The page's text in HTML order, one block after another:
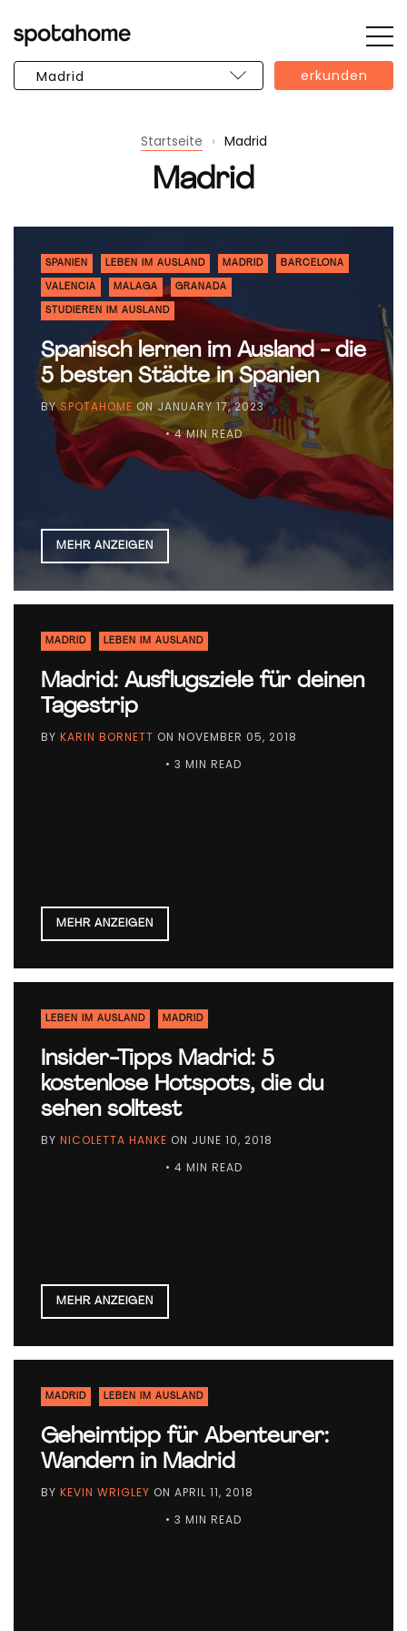
SPOTAHOME
erkunden
Sie
Startseite › Madrid
Madrid
SPANIEN LEBEN IM AUSLAND MADRID BARCELONA
VALENCIA MALAGA GRANADA
STUDIEREN IM AUSLAND
Spanisch lernen im Ausland - die
5 besten Städte in Spanien
BYSPOTAHOME ONJANUARY 17, 2023
• 4 MIN READ
MEHR ANZEIGEN
MADRID LEBEN IM AUSLAND
Madrid: Ausflugsziele für deinen
Tagestrip
BY KARIN BORNETT ON NOVEMBER 05, 2018
• 3 MIN READ
MEHR ANZEIGEN
LEBEN IM AUSLAND MADRID
Insider-Tipps Madrid: 5
kostenlose Hotspots, die du
sehen solltest
BY NICOLETTA HANKE ON JUNE 10, 2018
• 4 MIN READ
MEHR ANZEIGEN
MADRID LEBEN IM AUSLAND
Geheimtipp für Abenteurer:
Wandern in Madrid
BY KEVIN WRIGLEY ON APRIL 11, 2018
• 3 MIN READ